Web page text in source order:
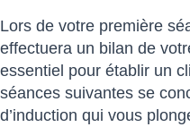
Lors de votre première
effectuera un bilan de
essentiel pour établir un
séances suivantes se
d’induction qui vous